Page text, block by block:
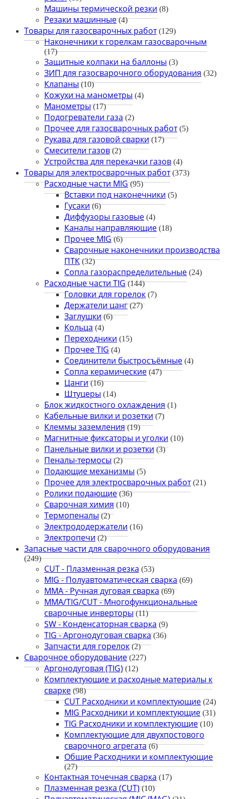
Машины термической резки (8)
Резаки машинные (4)
Товары для газосварочных работ (129)
Наконечники к горелкам газосварочным
(17)
Защитные колпаки на баллоны (3)
ЗИП для газосварочного оборудования (32)
Клапаны (10)
Кожухи на манометры (4)
Манометры (17)
Подогреватели газа (2)
Прочее для газосварочных работ (5)
Рукава для газовой сварки (17)
Смесители газов (2)
Устройства для перекачки газов (4)
Товары для электросварочных работ (373)
Расходные части MIG (95)
Вставки под наконечники (5)
Гусаки (6)
Диффузоры газовые (4)
Каналы направляющие (18)
Прочее MIG (6)
Сварочные наконечники производства
ПТК (32)
Сопла газораспределительные (24)
Расходные части TIG (144)
Головки для горелок (7)
Держатели цанг (27)
Заглушки (6)
Кольца (4)
Переходники (15)
Прочее TIG (4)
Соединители быстросъёмные (4)
Сопла керамические (47)
Цанги (16)
Штуцеры (14)
Блок жидкостного охлаждения (1)
Кабельные вилки и розетки (7)
Клеммы заземления (19)
Магнитные фиксаторы и уголки (10)
Панельные вилки и розетки (3)
Пеналы-термосы (2)
Подающие механизмы (5)
Прочее для электросварочных работ (21)
Ролики подающие (36)
Сварочная химия (10)
Термопеналы (2)
Электрододержатели (16)
Электропечи (2)
Запасные части для сварочного оборудования
(249)
CUT - Плазменная резка (53)
MIG - Полуавтоматическая сварка (69)
MMA - Ручная дуговая сварка (69)
MMA/TIG/CUT - Многофункциональные
сварочные инверторы (11)
SW - Конденсаторная сварка (9)
TIG - Аргонодуговая сварка (36)
Запчасти для горелок (2)
Сварочное оборудование (227)
Аргонодуговая (TIG) (12)
Комплектующие и расходные материалы к
сварке (98)
CUT Расходники и комплектующие (24)
MIG Расходники и комплектующие (31)
TIG Расходники и комплектующие (10)
Комплектующие для двухпостового
сварочного агрегата (6)
Общие Расходники и комплектующие
(27)
Контактная точечная сварка (17)
Плазменная резка (CUT) (10)